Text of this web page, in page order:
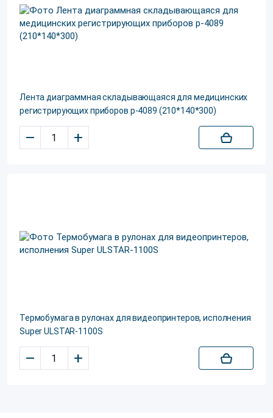
Лента диаграммная складывающаяся для медицинских
регистрирующих приборов р-4089 (210*140*300)
– +
Термобумага в рулонах для видеопринтеров, исполнения
Super ULSTAR-1100S
– +